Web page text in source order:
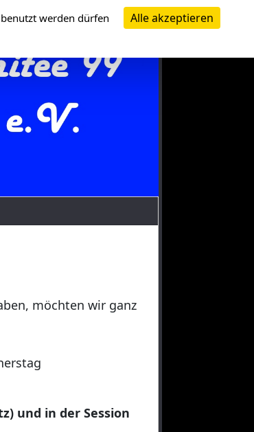
möchten wir ganz
und in der Session
werden dürfen
Alle akzeptieren